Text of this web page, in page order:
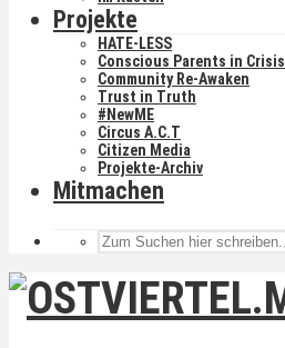
Projekte
HATE-LESS
Conscious Parents in Crisis
Community Re-Awaken
Trust in Truth
#NewME
Circus A.C.T
Citizen Media
Projekte-Archiv
Mitmachen